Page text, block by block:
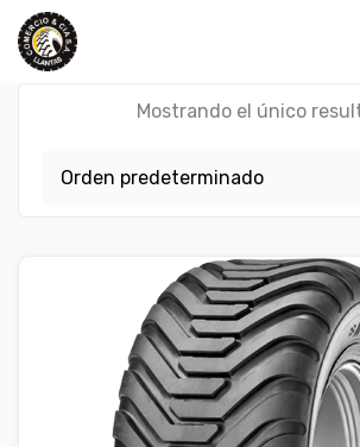
Skip
content
Mostrando el único